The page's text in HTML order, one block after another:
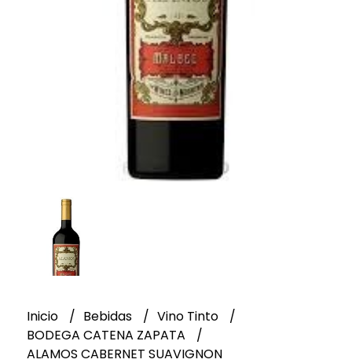
Inicio Bebidas
Vino Tinto
BODEGA CATENA ZAPATA
ALAMOS CABERNET SUAVIGNON